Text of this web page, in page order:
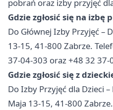
pobrań oraz izby przyjęć
Gdzie zgłosić się na izbę
Do Głównej Izby Przyjęć –
13-15, 41-800 Zabrze.
37-04-303 oraz +48 32 37-
Gdzie zgłosić się z
Do Izby Przyjęć dla Dzieci
Maja 13-15, 41-800